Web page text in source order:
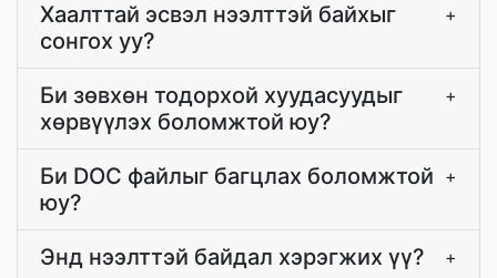
Хаалттай эсвэл нээлттэй байхыг
сонгох уу?
+
Би зөвхөн тодорхой хуудасуудыг
хөрвүүлэх боломжтой юу?
+
Би DOC файлыг багцлах боломжтой
юу?
+
Энд нээлттэй байдал хэрэгжих үү? +